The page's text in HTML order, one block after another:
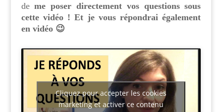
deme poser directement vos questions sous
cette vidéo ! Et je vous répondrai également
en vidéo 😉
Cliquez pour accepter les cookies
marketing et activer ce contenu